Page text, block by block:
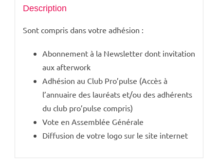
Description
Sont compris dans votre adhésion :
Abonnement à la Newsletter dont invitation
aux afterwork
Adhésion au Club Pro’pulse (Accès à
l’annuaire des lauréats et/ou des adhérents
du club pro’pulse compris)
Vote en Assemblée Générale
Diffusion de votre logo sur le site internet